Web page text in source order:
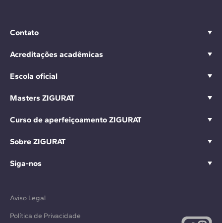
Contato
Acreditações acadêmicas
Escola oficial
Masters ZIGURAT
Curso de aperfeiçoamento ZIGURAT
Sobre ZIGURAT
Siga-nos
Aviso Legal
Política de Privacidade